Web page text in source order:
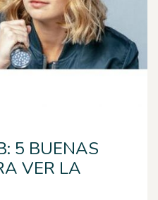
5 BUENAS
VER LA